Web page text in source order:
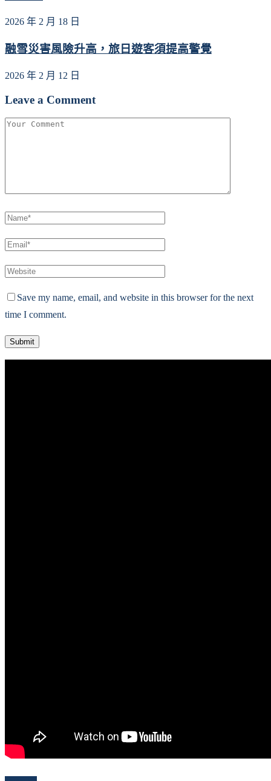
2026 年 2 月 18 日
融雪災害風險升高，旅日遊客須提高警覺
2026 年 2 月 12 日
Leave a Comment
Save my name, email, and website in this browser for the next
time I comment.